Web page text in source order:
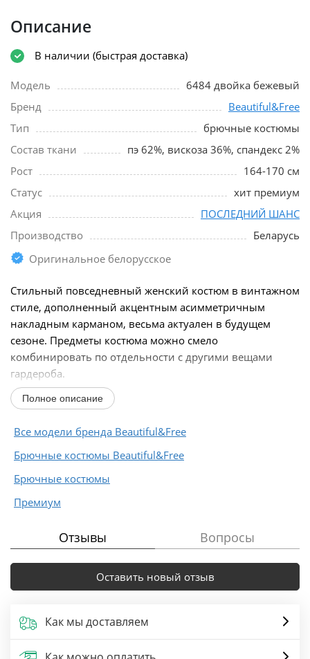
Описание
В наличии (быстрая доставка)
Модель
6484 двойка бежевый
Бренд
Beautiful&Free
Тип
брючные костюмы
Состав ткани
пэ 62%, вискоза 36%, спандекс 2%
Рост
164-170 см
Статус
хит премиум
Акция
ПОСЛЕДНИЙ ШАНС
Производство
Беларусь
Оригинальное белорусское
Стильный повседневный женский костюм в винтажном
стиле, дополненный акцентным асимметричным
накладным карманом, весьма актуален в будущем
сезоне. Предметы костюма можно смело
комбинировать по отдельности с другими вещами
гардероба.
Костюм состоит из 2-х предметов одежды: рубашки и...
Полное описание
Все модели бренда Beautiful&Free
Брючные костюмы Beautiful&Free
Брючные костюмы
Премиум
Отзывы Вопросы
Оставить новый отзыв
Как мы доставляем